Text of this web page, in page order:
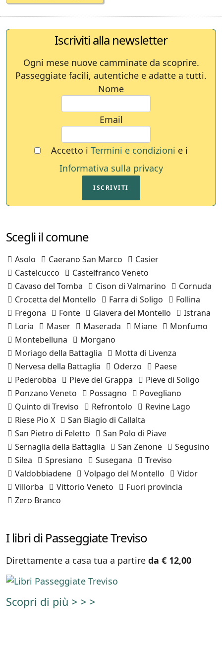
Iscriviti alla newsletter
Ogni mese nuove camminate da scoprire.
Passeggiate facili, autentiche e adatte a tutti.
Nome
Email
Accetto i Termini e condizioni e i
Informativa sulla privacy
ISCRIVITI
Scegli il comune
Asolo Caerano San Marco
Casier
Castelcucco
Castelfranco Veneto
Cavaso del Tomba
Cison di Valmarino
Cornuda
Crocetta del Montello
Farra di Soligo
Follina
Fregona
Fonte Giavera del Montello
Istrana
Loria
Maser Maserada Miane
Monfumo
Montebelluna
Morgano
Moriago della Battaglia
Motta di Livenza
Nervesa della Battaglia
Oderzo
Paese
Pederobba
Pieve del Grappa
Pieve di Soligo
Ponzano Veneto
Possagno
Povegliano
Quinto di Treviso
Refrontolo
Revine Lago
Riese Pio X
San Biagio di Callalta
San Pietro di Feletto
San Polo di Piave
Sernaglia della Battaglia
San Zenone
Segusino
Silea
Spresiano Susegana
Treviso
Valdobbiadene
Volpago del Montello
Vidor
Villorba
Vittorio Veneto
Fuori provincia
Zero Branco
I libri di Passeggiate Treviso
Direttamente a casa tua a partire da € 12,00
Scopri di più > > >